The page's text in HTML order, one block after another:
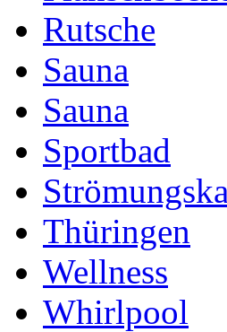
Rutsche
Sauna
Sauna
Sportbad
Thüringen
Wellness
Whirlpool